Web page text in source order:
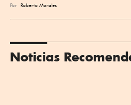
Por Roberto Morales
Noticias